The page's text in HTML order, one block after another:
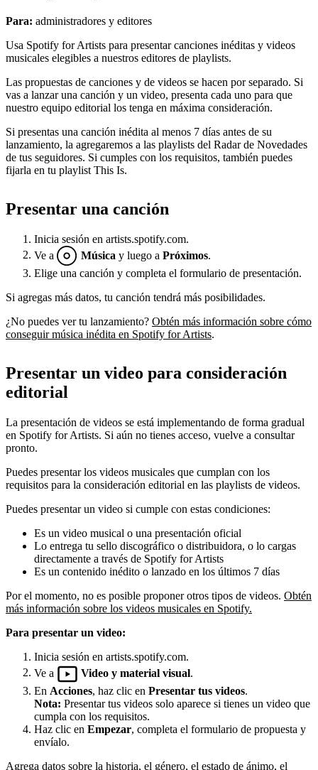
Para: administradores y editores
Usa Spotify for Artists para presentar canciones inéditas y videos
musicales elegibles a nuestros editores de playlists.
Las propuestas de canciones y de videos se hacen por separado. Si
vas a lanzar una canción y un video, presenta cada uno para que
nuestro equipo editorial los tenga en máxima consideración.
Si presentas una canción inédita al menos 7 días antes de su
lanzamiento, la agregaremos a las playlists del Radar de Novedades
de tus seguidores. Si cumples con los requisitos, también puedes
fijarla en tu playlist This Is.
Presentar una canción
Inicia sesión en artists.spotify.com.
Ve a
Música y luego a Próximos
Elige una canción y completa el formulario de presentación.
Si agregas más datos, tu canción tendrá más posibilidades.
¿No puedes ver tu lanzamiento? Obtén más información sobre cómo
conseguir música inédita en Spotify for Artists.
Presentar un video para consideración
editorial
La presentación de videos se está implementando de forma gradual
en Spotify for Artists. Si aún no tienes acceso, vuelve a consultar
pronto.
Puedes presentar los videos musicales que cumplan con los
requisitos para la consideración editorial en las playlists de videos.
Puedes presentar un video si cumple con estas condiciones:
Es un video musical o una presentación oficial
Lo entrega tu sello discográfico o distribuidora, o lo cargas
directamente a través de Spotify for Artists
Es un contenido inédito o lanzado en los últimos 7 días
Por el momento, no es posible proponer otros tipos de videos. Obtén
más información sobre los videos musicales en Spotify.
Para presentar un video:
Inicia sesión en artists.spotify.com.
Ve a
Video y material visual
En Acciones, haz clic en Presentar tus videos.
Nota: Presentar tus videos solo aparece si tienes un video que
cumpla con los requisitos.
Haz clic en Empezar, completa el formulario de propuesta y
envíalo.
Agrega datos sobre la historia, el género, el estado de ánimo, el